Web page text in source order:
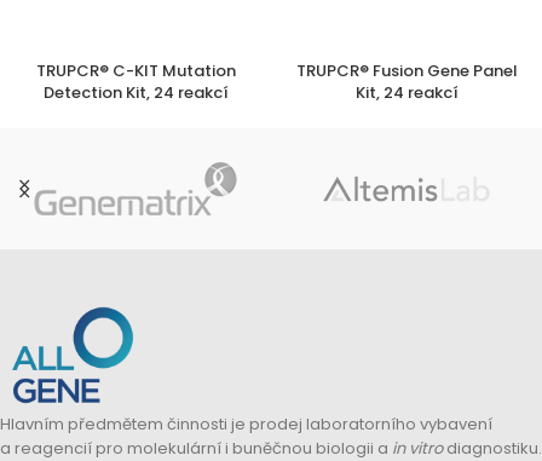
TRUPCR® C-KIT Mutation
Detection Kit, 24 reakcí
TRUPCR® Fusion Gene Panel
Kit, 24 reakcí
Hlavním předmětem činnosti je prodej laboratorního vybavení
a reagencií pro molekulární i buněčnou biologii a in vitrodiagnostiku.